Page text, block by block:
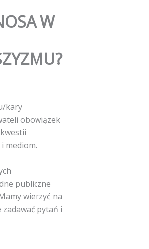
W
kary
obowiązek
mediom.
publiczne
wierzyć na
pytań i